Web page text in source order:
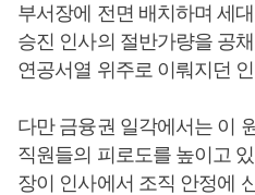
부서장에 전면 배치하며 세
승진 인사의 절반가량을 공
연공서열 위주로 이뤄지던
다만 금융권 일각에서는 이
직원들의 피로도를 높이고
장이 인사에서 조직 안정에